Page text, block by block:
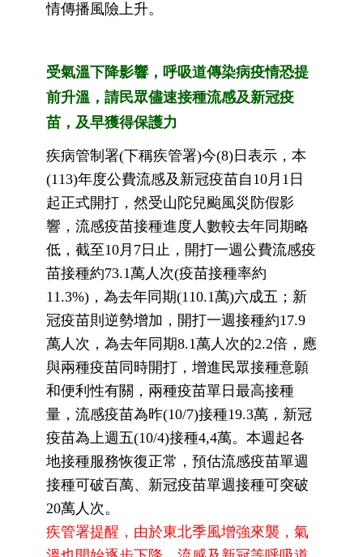
情傳播風險上升。
受氣溫下降影響，呼吸道傳染病疫情恐提
前升溫，請民眾儘速接種流感及新冠疫
苗，及早獲得保護力
疾病管制署(下稱疾管署)今(8)日表示，本
(113)年度公費流感及新冠疫苗自10月1日
起正式開打，然受山陀兒颱風災防假影
響，流感疫苗接種進度人數較去年同期略
低，截至10月7日止，開打一週公費流感疫
苗接種約73.1萬人次(疫苗接種率約
11.3%)，為去年同期(110.1萬)六成五；新
冠疫苗則逆勢增加，開打一週接種約17.9
萬人次，為去年同期8.1萬人次的2.2倍，應
與兩種疫苗同時開打，增進民眾接種意願
和便利性有關，兩種疫苗單日最高接種
量，流感疫苗為昨(10/7)接種19.3萬，新冠
疫苗為上週五(10/4)接種4,4萬。本週起各
地接種服務恢復正常，預估流感疫苗單週
接種可破百萬、新冠疫苗單週接種可突破
20萬人次。
疾管署提醒，由於東北季風增強來襲，氣